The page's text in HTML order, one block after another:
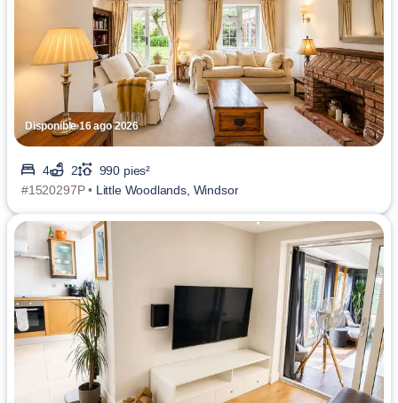
Disponible 16 ago 2026
4 2
990 pies²
#1520297P • Little Woodlands, Windsor